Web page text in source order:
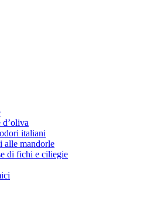
italiani
alle mandorle
di fichi e ciliegie